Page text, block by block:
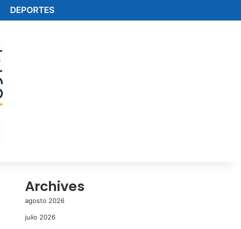
DEPORTES
Archives
agosto 2026
julio 2026